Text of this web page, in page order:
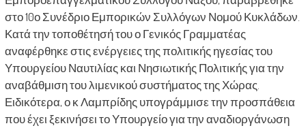
στο 10ο Συνέδριο Εμπορικών Συλλόγων Νομού Κυκλάδων.
Κατά την τοποθέτησή του ο Γενικός Γραμματέας
αναφέρθηκε στις ενέργειες της πολιτικής ηγεσίας του
Υπουργείου Ναυτιλίας και Νησιωτικής Πολιτικής για την
αναβάθμιση του λιμενικού συστήματος της Χώρας.
Ειδικότερα, ο κ Λαμπρίδης υπογράμμισε την προσπάθεια
που έχει ξεκινήσει το Υπουργείο για την αναδιοργάνωση